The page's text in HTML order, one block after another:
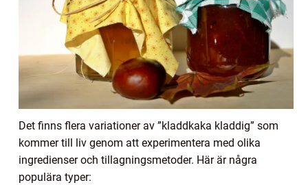
Det finns flera variationer av ”kladdkaka kladdig” som
kommer till liv genom att experimentera med olika
ingredienser och tillagningsmetoder. Här är några
populära typer: